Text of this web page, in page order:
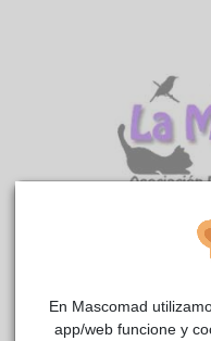
reside
madrileña.
En Mascomad
app/web funcione y